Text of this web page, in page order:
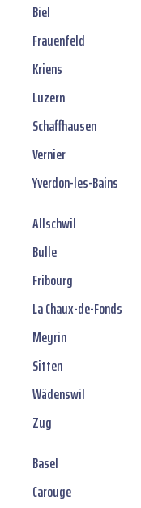
Biel
Frauenfeld
Kriens
Luzern
Schaffhausen
Vernier
Yverdon-les-Bains
Allschwil
Bulle
Fribourg
La Chaux-de-Fonds
Meyrin
Sitten
Wädenswil
Zug
Basel
Carouge